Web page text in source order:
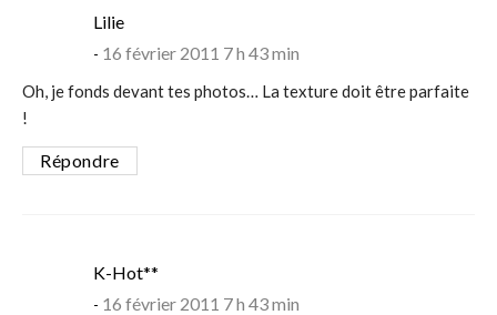
Liliesays:
16 février 2011 7 h 43 min
Oh, je fonds devant tes photos… La texture doit être parfaite
!
Répondre
K-Hot**
16 février 2011 7 h 43 min